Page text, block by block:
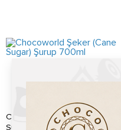
Chocoworld Şeker (Cane
Sugar) Şurup 700ml